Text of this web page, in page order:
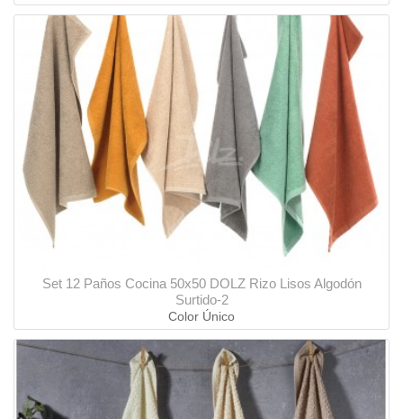
Set 12 Paños Cocina 50x50 DOLZ Rizo Lisos Algodón
Surtido-2
Color Único